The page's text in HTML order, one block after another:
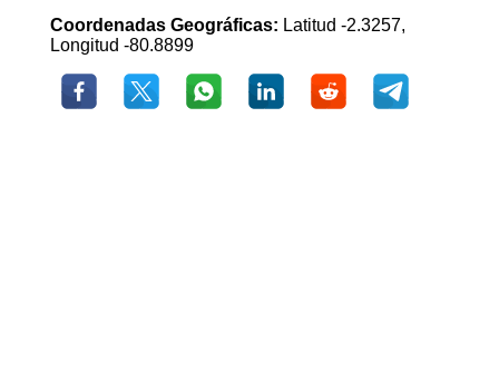
Coordenadas Geográficas: Latitud -2.3257,
Longitud -80.8899